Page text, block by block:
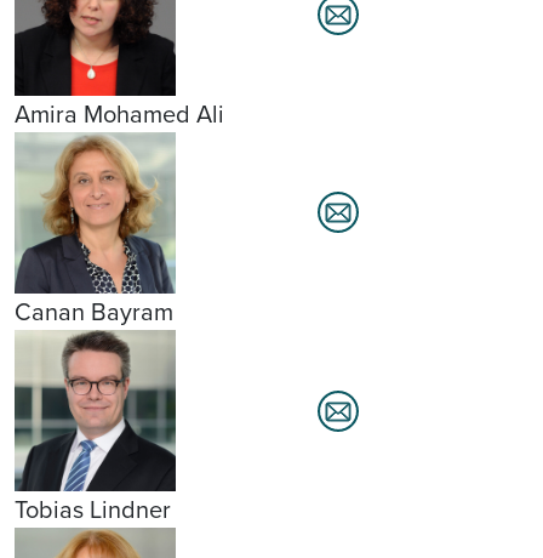
Amira Mohamed Ali
Canan Bayram
Tobias Lindner